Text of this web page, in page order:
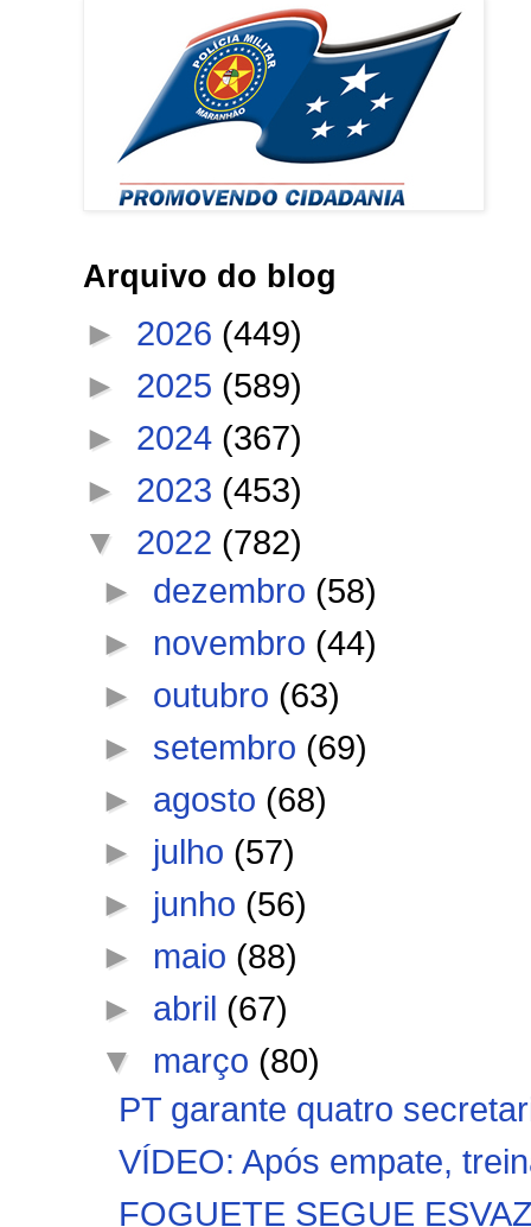
Arquivo do blog
► 2026 (449)
► 2025 (589)
► 2024 (367)
► 2023 (453)
▼ 2022 (782)
► dezembro (58)
► novembro (44)
► outubro (63)
► setembro (69)
► agosto (68)
► julho (57)
► junho (56)
► maio (88)
► abril (67)
▼ março (80)
PT garante quatro
VÍDEO: Após empate,
FOGUETE SEGUE